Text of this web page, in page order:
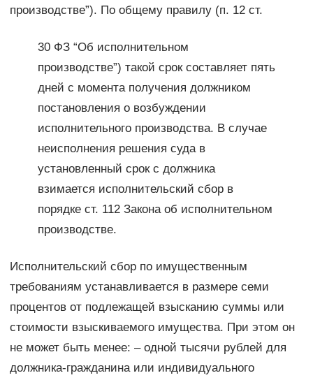
производстве”). По общему правилу (п. 12 ст.
30 ФЗ “Об исполнительном
производстве”) такой срок составляет пять
дней с момента получения должником
постановления о возбуждении
исполнительного производства. В случае
неисполнения решения суда в
установленный срок с должника
взимается исполнительский сбор в
порядке ст. 112 Закона об исполнительном
производстве.
Исполнительский сбор по имущественным
требованиям устанавливается в размере семи
процентов от подлежащей взысканию суммы или
стоимости взыскиваемого имущества. При этом он
не может быть менее: – одной тысячи рублей для
должника-гражданина или индивидуального